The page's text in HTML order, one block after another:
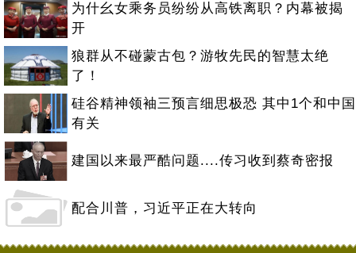
为什幺女乘务员纷纷从高铁离职？内幕被揭
开
狼群从不碰蒙古包？游牧先民的智慧太绝
了！
硅谷精神领袖三预言细思极恐 其中1个和中国
有关
建国以来最严酷问题....传习收到蔡奇密报
配合川普，习近平正在大转向